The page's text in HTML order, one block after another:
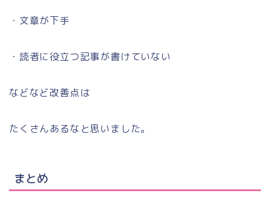
・文章が下手
・読者に役立つ記事が書けていない
などなど改善点は
たくさんあるなと思いました。
まとめ